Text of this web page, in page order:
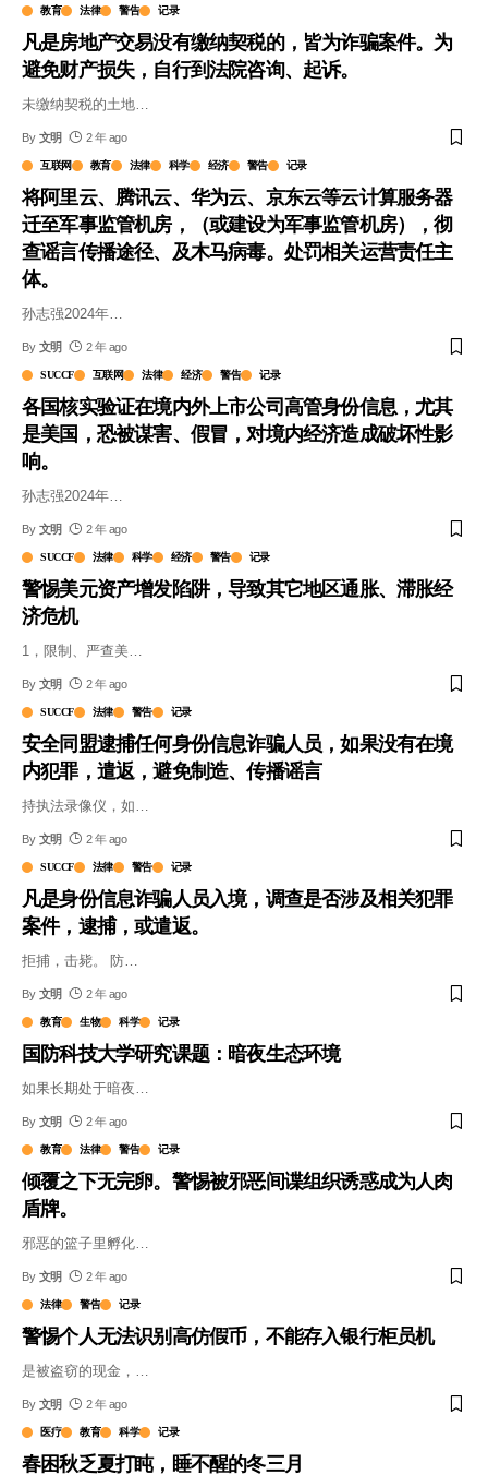
教育 法律 警告 记录
凡是房地产交易没有缴纳契税的，皆为诈骗案件。为
避免财产损失，自行到法院咨询、起诉。
未缴纳契税的土地…
By 文明 2 年 ago
互联网 教育 法律 科学 经济 警告 记录
将阿里云、腾讯云、华为云、京东云等云计算服务器
迁至军事监管机房，（或建设为军事监管机房），彻
查谣言传播途径、及木马病毒。处罚相关运营责任主
体。
孙志强2024年…
By 文明 2 年 ago
SUCCF 互联网 法律 经济 警告 记录
各国核实验证在境内外上市公司高管身份信息，尤其
是美国，恐被谋害、假冒，对境内经济造成破坏性影
响。
孙志强2024年…
By 文明 2 年 ago
SUCCF 法律 科学 经济 警告 记录
警惕美元资产增发陷阱，导致其它地区通胀、滞胀经
济危机
1，限制、严查美…
By 文明 2 年 ago
SUCCF 法律 警告 记录
安全同盟逮捕任何身份信息诈骗人员，如果没有在境
内犯罪，遣返，避免制造、传播谣言
持执法录像仪，如…
By 文明 2 年 ago
SUCCF 法律 警告 记录
凡是身份信息诈骗人员入境，调查是否涉及相关犯罪
案件，逮捕，或遣返。
拒捕，击毙。 防…
By 文明 2 年 ago
教育 生物 科学 记录
国防科技大学研究课题：暗夜生态环境
如果长期处于暗夜…
By 文明 2 年 ago
教育 法律 警告 记录
倾覆之下无完卵。警惕被邪恶间谍组织诱惑成为人肉
盾牌。
邪恶的篮子里孵化…
By 文明 2 年 ago
法律 警告 记录
警惕个人无法识别高仿假币，不能存入银行柜员机
是被盗窃的现金， …
By 文明 2 年 ago
医疗 教育 科学 记录
春困秋乏夏打盹，睡不醒的冬三月